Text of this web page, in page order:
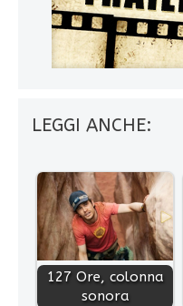
LEGGI ANCHE:
127 Ore, colonna
sonora